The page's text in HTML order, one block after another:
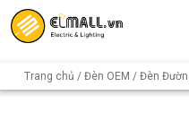
Trang chủ / Đèn OEM / Đèn